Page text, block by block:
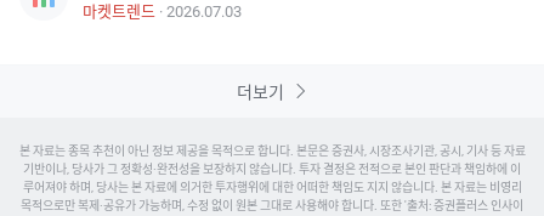
마켓트렌드 · 2026.07.03
더보기
본 자료는 종목 추천이 아닌 정보 제공을 목적으로 합니다. 본문은 증권사, 시장조사기관, 공시, 기사 등 자료
기반이나, 당사가 그 정확성·완전성을 보장하지 않습니다. 투자 결정은 전적으로 본인 판단과 책임하에 이
루어져야 하며, 당사는 본 자료에 의거한 투자행위에 대한 어떠한 책임도 지지 않습니다. 본 자료는 비영리
목적으로만 복제·공유가 가능하며, 수정 없이 원본 그대로 사용해야 합니다. 또한 '출처: 증권플러스 인사이